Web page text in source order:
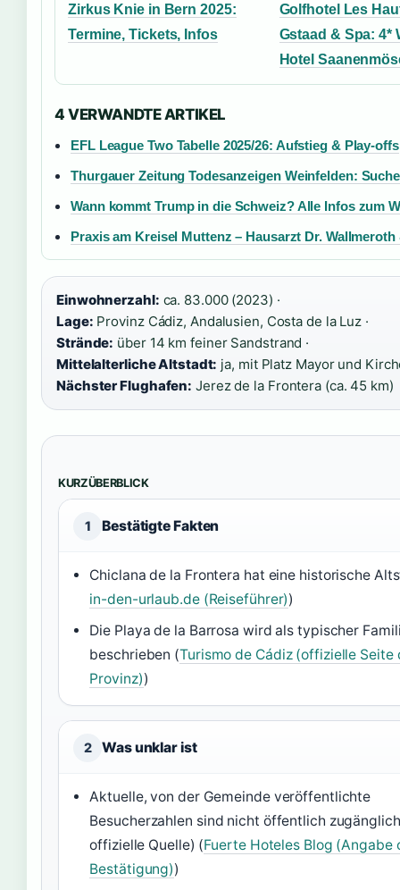
Zirkus Knie in Bern 2025:
Termine, Tickets, Infos
Golfhotel Les
Gstaad & Spa: 4*
Hotel
4 VERWANDTE ARTIKEL
EFL League Two Tabelle 2025/26: Aufstieg & Play-offs
Thurgauer Zeitung Todesanzeigen Weinfelden:
Wann kommt Trump in die Schweiz? Alle Infos zum
Praxis am Kreisel Muttenz – Hausarzt Dr. Wallmeroth
Einwohnerzahl: ca. 83.000 (2023) ·
Lage: Provinz Cádiz, Andalusien, Costa de la Luz ·
Strände: über 14 km feiner Sandstrand ·
Mittelalterliche Altstadt: ja, mit Platz Mayor und
Nächster Flughafen: Jerez de la Frontera (ca. 45 km)
KURZÜBERBLICK
1 Bestätigte Fakten
Chiclana de la Frontera hat eine historische
in-den-urlaub.de (Reiseführer))
Die Playa de la Barrosa wird als typischer
beschrieben (Turismo de Cádiz (offizielle Seite
Provinz))
2 Was unklar ist
Aktuelle, von der Gemeinde veröffentlichte
Besucherzahlen sind nicht öffentlich
offizielle Quelle) (Fuerte Hoteles Blog (Angabe
Bestätigung))